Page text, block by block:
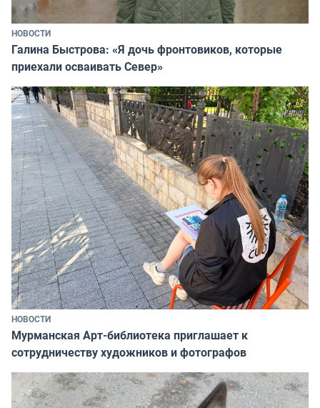
НОВОСТИ
Галина Быстрова: «Я дочь фронтовиков, которые
приехали осваивать Север»
НОВОСТИ
Мурманская Арт-библиотека приглашает к
сотрудничеству художников и фотографов